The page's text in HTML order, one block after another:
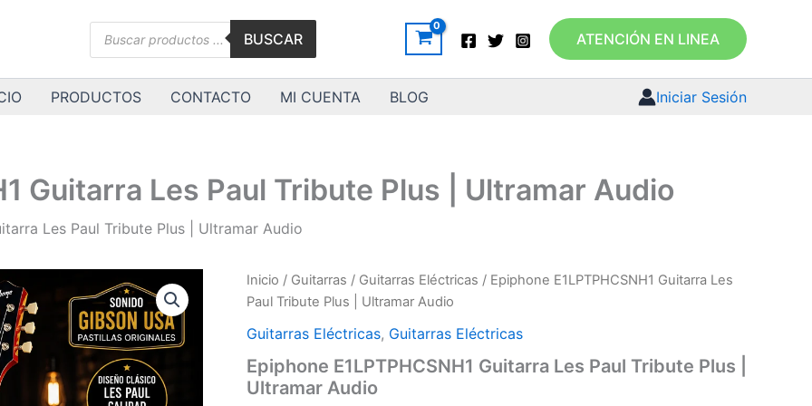
Búsqueda
BUSCAR ATENCIÓN EN LINEA
PRODUCTOS CONTACTO MI CUENTA BLOG Iniciar Sesión
Guitarra Les Paul Tribute Plus | Ultramar Audio
Les Paul Tribute Plus | Ultramar Audio
Inicio / Guitarras / Guitarras Eléctricas / Epiphone E1LPTPHCSNH1 Guitarra Les
Paul Tribute Plus | Ultramar Audio
Guitarras Eléctricas, Guitarras Eléctricas
Epiphone E1LPTPHCSNH1 Guitarra Les Paul Tribute Plus |
Ultramar Audio
Epiphone
E1LPTPHCSNH1
Les
Tribute
Plus